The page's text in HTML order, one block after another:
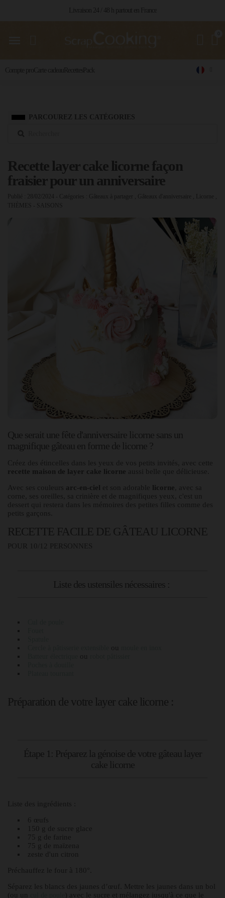
Livraison 24 / 48 h partout en France
Compte pro Carte cadeau Recettes Pack
PARCOUREZ LES CATÉGORIES
Recette layer cake licorne façon
fraisier pour un anniversaire
Publié : 28/02/2024
THÈMES - SAISONS
Que serait une fête d'anniversaire licorne sans un
magnifique gâteau en forme de licorne ?
Créez des étincelles dans les yeux de vos petits invités, avec cette
recette maison de layer cake licorne aussi belle que délicieuse.
Avec ses couleurs arc-en-ciel et son adorable licorne , avec sa
corne, ses oreilles, sa crinière et de magnifiques yeux, c'est un
dessert qui restera dans les mémoires des petites filles comme des
petits garçons.
RECETTE FACILE DE GÂTEAU LICORNE
POUR 10/12 PERSONNES
Liste des ustensiles nécessaires :
Préparation de votre layer cake licorne :
Étape 1: Préparez la génoise de votre gâteau layer
cake licorne
Liste des ingrédients :
6 œufs
150 g de sucre glace
75 g de farine
75 g de maïzena
zeste d'un citron
Préchauffez le four à 180°.
Séparez les blancs des jaunes d’œuf. Mettre les jaunes dans un bol
(ou un
) avec le sucre et mélangez jusqu'à ce que le